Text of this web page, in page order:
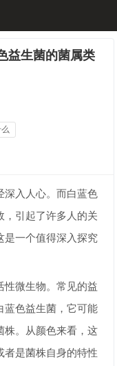
益生菌的菌属类
深入人心。而白蓝色
，引起了许多人的关
是一个值得深入探究
性微生物。常见的益
蓝色益生菌，它可能
株。从颜色来看，这
者是菌株自身的特性